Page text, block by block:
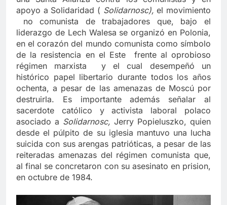
apoyo a Solidaridad ( Solidarnosc),el movimiento
no comunista de trabajadores que, bajo el
liderazgo de Lech Walesa se organizó en Polonia,
en el corazón del mundo comunista como símbolo
de la resistencia en el Este frente al oprobioso
régimen marxista y el cual desempeñó un
histórico papel libertario durante todos los años
ochenta, a pesar de las amenazas de Moscú por
destruirla. Es importante además señalar al
sacerdote católico y activista laboral polaco
asociado a Solidarnosc, Jerry Popieluszko, quien
desde el púlpito de su iglesia mantuvo una lucha
suicida con sus arengas patrióticas, a pesar de las
reiteradas amenazas del régimen comunista que,
al final se concretaron con su asesinato en prision,
en octubre de 1984.